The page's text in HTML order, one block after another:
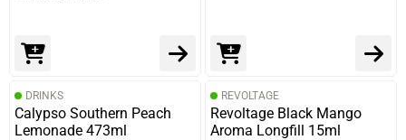
DRINKS
Calypso Southern Peach
Lemonade 473ml
REVOLTAGE
Revoltage Black Mango
Aroma Longfill 15ml